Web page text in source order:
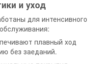
и уход
для интенсивного
плавный ход
без заеданий.